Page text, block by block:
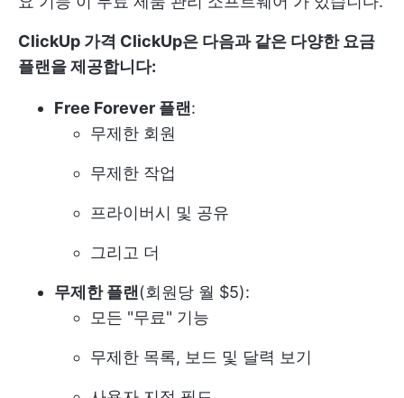
ClickUp 가격 ClickUp은 다음과 같은 다양한요금
플랜을 제공합니다:
Free Forever 플랜 :
무제한 회원
무제한 작업
프라이버시 및 공유
그리고 더
무제한 플랜 (회원당 월 $5):
모든 "무료" 기능
무제한 목록, 보드 및 달력 보기